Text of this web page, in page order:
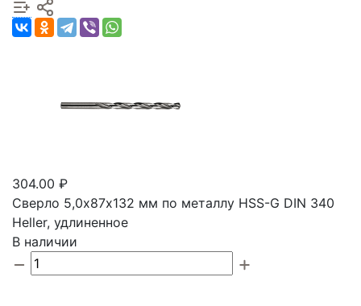
304.00 ₽
Сверло 5,0х87х132 мм по металлу HSS-G DIN 340
Heller, удлиненное
В наличии